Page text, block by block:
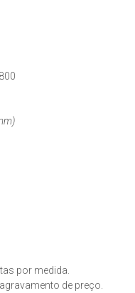
por medida.
de preço.